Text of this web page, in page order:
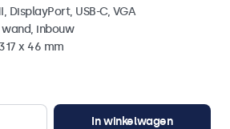
DisplayPort, USB-C, VGA
inbouw
x 46 mm
In winkelwagen